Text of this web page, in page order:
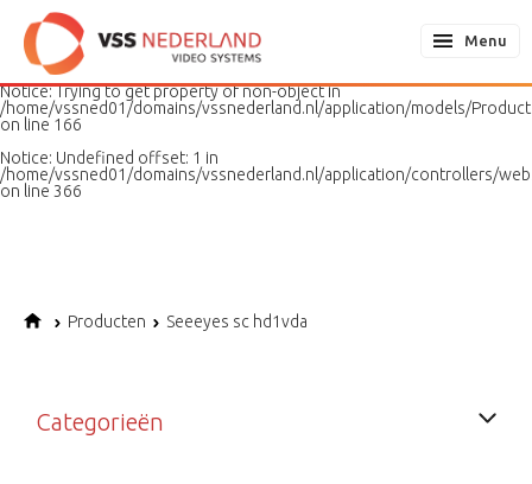
Notice: Undefined variable: page in
/home/vssned01/domains/vssnederland.nl/application/models/
on line
187
Notice: Trying to get property of non-object in
/home/vssned01/domains/vssnederland.nl/application/models/
on line 166
Notice: Undefined offset: 1 in
/home/vssned01/domains/vssnederland.nl/application/controllers/
on line 366
Menu
Producten Seeeyes sc hd1vda
Categorieën